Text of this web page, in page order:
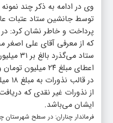
وی در ادامه به ذکر چند
توسط جانشین ستاد عتبات
که از معرفی آقای علی اصغر
ستاد
اعطای مبلغ ۲۴
در
از نذورات غیر نقدی که
ایشان می‌باشد.
فرماندار چناران: در سطح شهرستان